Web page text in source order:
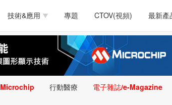
醫療電子
安防監控
技術&應用
電源技術
醫療電子 通訊&網路
類比技術 LED/照明技術 微處理器/
專題 CTOV(視頻) 最新產
醫療電子
安防監控
醫療電子 通訊&網路 介面技術
類比技術 LED/照明技術 微處理器
嵌入技術 感測技術 量測儀器
Microchip 行動醫療 電子雜誌/e-Magazine